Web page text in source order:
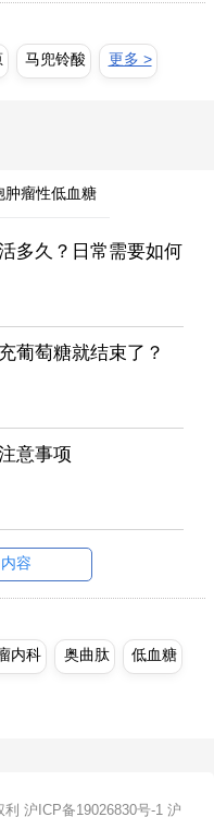
马兜铃酸 更多 >
肿瘤性低血糖
多久？日常需要如何
葡萄糖就结束了？
意事项
容
内科 奥曲肽 低血糖
沪ICP备19026830号-1 沪